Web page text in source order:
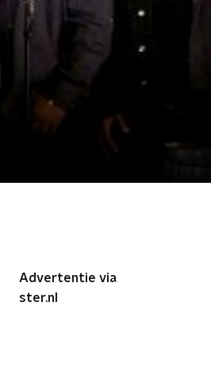
Advertentie via
ster.nl